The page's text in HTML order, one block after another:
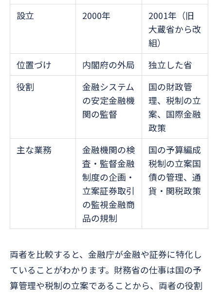
設立
2000年
2001年（旧
大蔵省から改
組）
位置づけ
内閣府の外局
独立した省
役割
金融システム
の安定金融機
関の監督
国の財政管
理、税制の立
案、国際金融
政策
主な業務
金融機関の検
査・監督金融
制度の企画・
立案証券取引
の監視金融商
品の規制
国の予算編成
税制の立案国
債の管理、通
貨・関税政策
両者を比較すると、金融庁が金融や証券に特化し
ていることがわかります。財務省の仕事は国の予
算管理や税制の立案であることから、両者の役割